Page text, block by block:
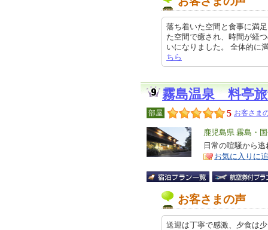
落ち着いた空間と食事に満
た空間で癒され、時間が経
いになりました。 全体的
ちら
霧島温泉 料亭
部屋 5 お客さま
エ
リ
ア
鹿児島県 霧島・
特
徴
日常の喧騒から
お気に入りに
お客さまの声
送迎は丁寧で感激、夕食は